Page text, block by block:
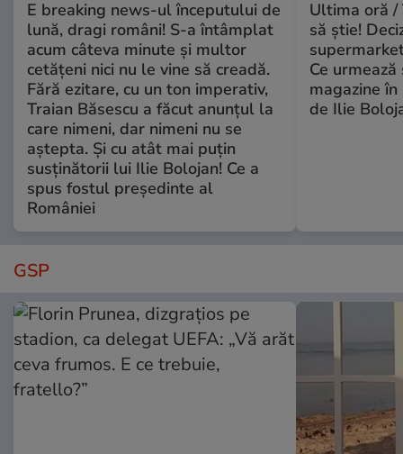
E breaking news-ul începutului de
lună, dragi români! S-a întâmplat
acum câteva minute și multor
cetățeni nici nu le vine să creadă.
Fără ezitare, cu un ton imperativ,
Traian Băsescu a făcut anunțul la
care nimeni, dar nimeni nu se
aștepta. Și cu atât mai puțin
susținătorii lui Ilie Bolojan! Ce a
spus fostul președinte al
României
Ultima oră /
să știe!
Ce
magazine
de Ilie
GSP